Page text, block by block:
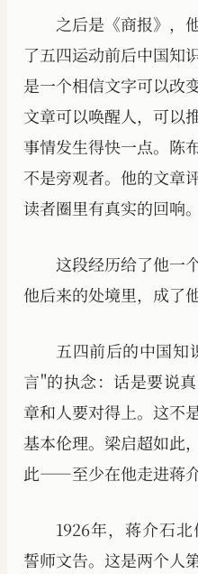
之后是《商报》，
了五四运动前后中国知
是一个相信文字可以
文章可以唤醒人，可以
事情发生得快一点。陈
不是旁观者。他的文章
读者圈里有真实的回响。
这段经历给了他一
他后来的处境里，成了
五四前后的中国知
言"的执念：话是要说
章和人要对得上。这不
基本伦理。梁启超如此
此——至少在他走进蒋介
1926年，蒋介石
誓师文告。这是两个人